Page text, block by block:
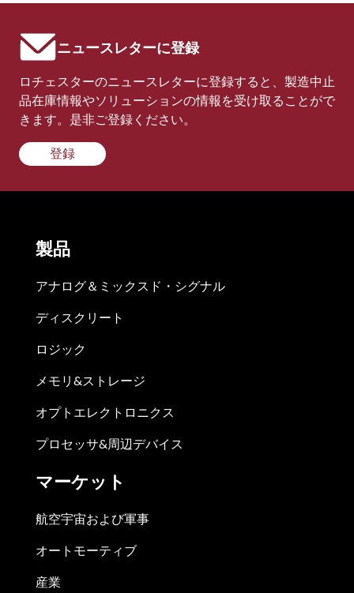
ニュースレターに登録
ロチェスターのニュースレターに登録すると、製造中止
品在庫情報やソリューションの情報を受け取ることがで
きます。是非ご登録ください。
登録
製品
アナログ＆ミックスド・シグナル
ディスクリート
ロジック
メモリ&ストレージ
オプトエレクトロニクス
プロセッサ&周辺デバイス
マーケット
航空宇宙および軍事
オートモーティブ
産業